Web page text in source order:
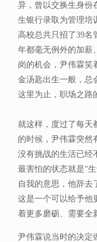
异，曾以交换生身份
生银行录取为管理
高校总共只招了39名
年都毫无例外的加薪
岗的机会，尹伟霖笑
金汤匙出生一般，
这里为止，职场之路
就这样，度过了每天
的时候，尹伟霖突然
没有挑战的生活已经
最害怕的状态就是“
自我的意思，他辞去
这是一个可以给予他
着更多磨砺、需要全
尹伟霖说当时的决定